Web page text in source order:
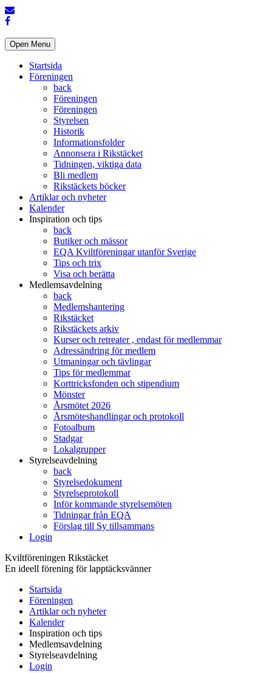
Open Menu
Startsida
Föreningen
back
Föreningen
Föreningen
Styrelsen
Historik
Informationsfolder
Annonsera i Rikstäcket
Tidningen, viktiga data
Bli medlem
Rikstäckets böcker
Artiklar och nyheter
Kalender
Inspiration och tips
back
Butiker och mässor
EQA Kviltföreningar utanför Sverige
Tips och trix
Visa och berätta
Medlemsavdelning
back
Medlemshantering
Rikstäcket
Rikstäckets arkiv
Kurser och retreater , endast för medlemmar
Adressändring för medlem
Utmaningar och tävlingar
Tips för medlemmar
Korttricksfonden och stipendium
Mönster
Årsmötet 2026
Årsmöteshandlingar och protokoll
Fotoalbum
Stadgar
Lokalgrupper
Styrelseavdelning
back
Styrelsedokument
Styrelseprotokoll
Inför kommande styrelsemöten
Tidningar från EQA
Förslag till Sy tillsammans
Login
Kviltföreningen Rikstäcket
En ideell förening för lapptäcksvänner
Startsida
Föreningen
Artiklar och nyheter
Kalender
Inspiration och tips
Medlemsavdelning
Styrelseavdelning
Login